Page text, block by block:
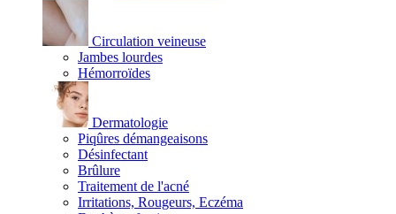
Circulation veineuse
Jambes lourdes
Hémorroïdes
Dermatologie
Piqûres démangeaisons
Désinfectant
Brûlure
Traitement de l'acné
Irritations, Rougeurs, Eczéma